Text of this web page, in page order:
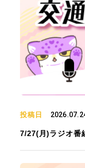
投稿日
7/27(月)ラジオ番